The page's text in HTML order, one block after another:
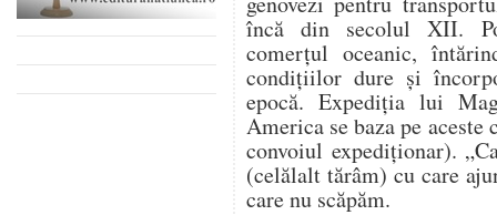
încă din secolul XII.
comerțul oceanic,
condițiilor dure și
epocă. Expediția lui
America se baza pe
convoiul expediționar).
(celălalt tărâm) cu care
care nu scăpăm.